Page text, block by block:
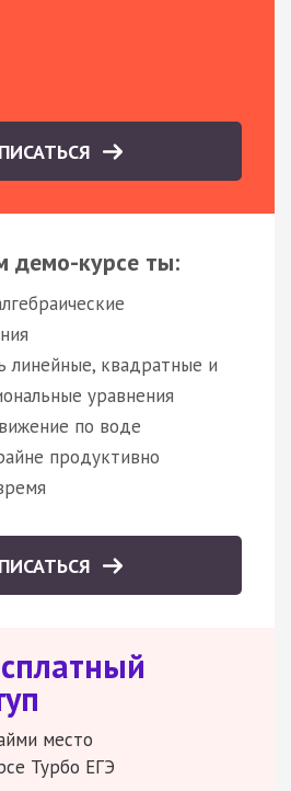
демо-курсе ты:
линейные, квадратные и
уравнения
по воде
продуктивно
место
Турбо ЕГЭ